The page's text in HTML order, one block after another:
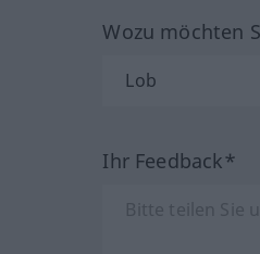
Wozu möchten
Ihr Feedback*